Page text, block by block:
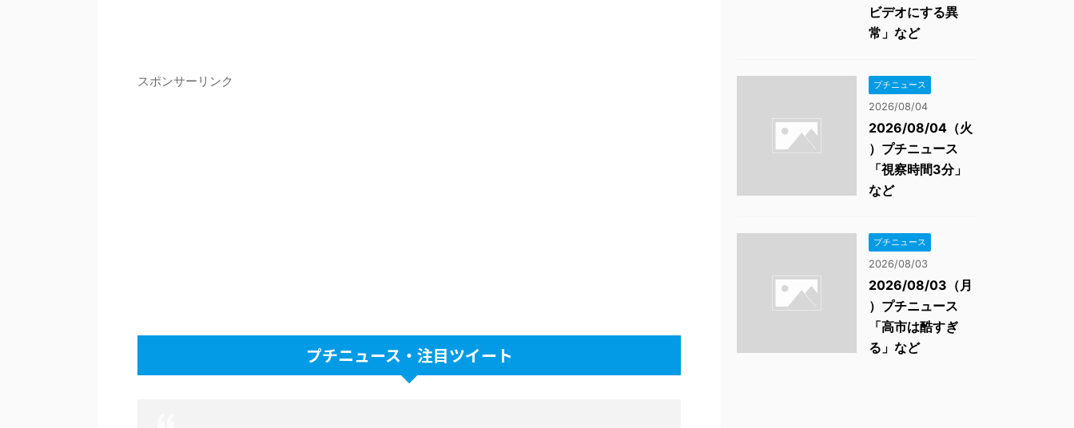
スポンサーリンク
プチニュース・注目ツイート
ビデオにする異
常」など
プチニュース
2026/08/04
2026/08/04（火
）プチニュース
「視察時間3分」
など
プチニュース
2026/08/03
2026/08/03（月
）プチニュース
「高市は酷すぎ
る」など